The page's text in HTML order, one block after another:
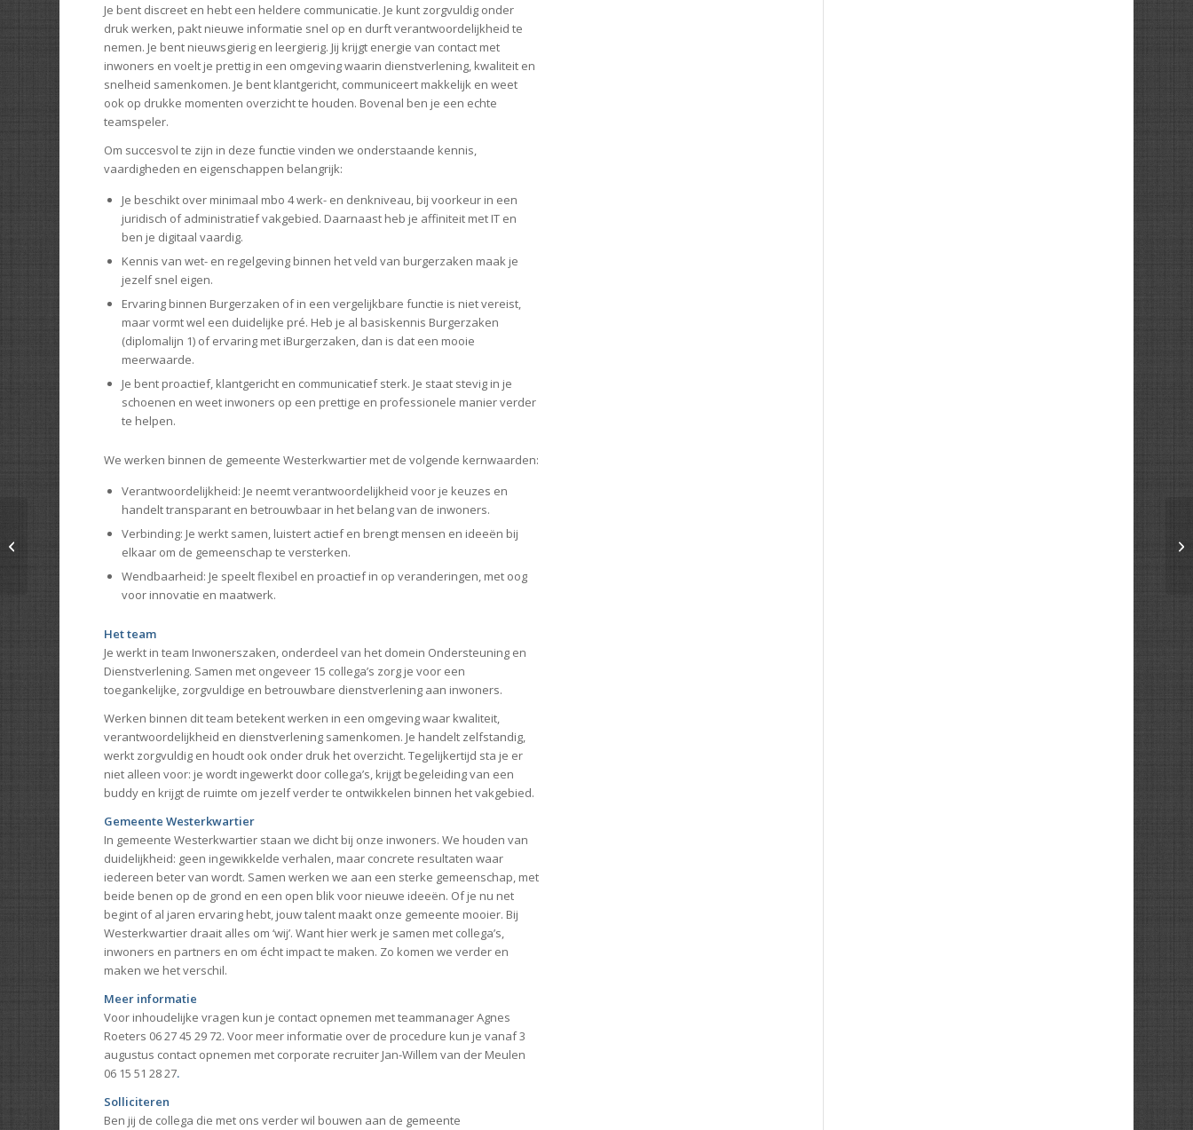
Je bent discreet en hebt een heldere communicatie. Je kunt zorgvuldig onder
druk werken, pakt nieuwe informatie snel op en durft verantwoordelijkheid te
nemen. Je bent nieuwsgierig en leergierig. Jij krijgt energie van contact met
inwoners en voelt je prettig in een omgeving waarin dienstverlening, kwaliteit en
snelheid samenkomen. Je bent klantgericht, communiceert makkelijk en weet
ook op drukke momenten overzicht te houden. Bovenal ben je een echte
teamspeler.
Om succesvol te zijn in deze functie vinden we onderstaande kennis,
vaardigheden en eigenschappen belangrijk:
Je beschikt over minimaal mbo 4 werk- en denkniveau, bij voorkeur in een
juridisch of administratief vakgebied. Daarnaast heb je affiniteit met IT en
ben je digitaal vaardig.
Kennis van wet- en regelgeving binnen het veld van burgerzaken maak je
jezelf snel eigen.
Ervaring binnen Burgerzaken of in een vergelijkbare functie is niet vereist,
maar vormt wel een duidelijke pré. Heb je al basiskennis Burgerzaken
(diplomalijn 1) of ervaring met iBurgerzaken, dan is dat een mooie
meerwaarde.
Je bent proactief, klantgericht en communicatief sterk. Je staat stevig in je
schoenen en weet inwoners op een prettige en professionele manier verder
te helpen.
We werken binnen de gemeente Westerkwartier met de volgende kernwaarden:
Verantwoordelijkheid: Je neemt verantwoordelijkheid voor je keuzes en
handelt transparant en betrouwbaar in het belang van de inwoners.
Verbinding: Je werkt samen, luistert actief en brengt mensen en ideeën bij
elkaar om de gemeenschap te versterken.
Wendbaarheid: Je speelt flexibel en proactief in op veranderingen, met oog
voor innovatie en maatwerk.
Het team
Je werkt in team Inwonerszaken, onderdeel van het domein Ondersteuning en
Dienstverlening. Samen met ongeveer 15 collega’s zorg je voor een
toegankelijke, zorgvuldige en betrouwbare dienstverlening aan inwoners.
Werken binnen dit team betekent werken in een omgeving waar kwaliteit,
verantwoordelijkheid en dienstverlening samenkomen. Je handelt zelfstandig,
werkt zorgvuldig en houdt ook onder druk het overzicht. Tegelijkertijd sta je er
niet alleen voor: je wordt ingewerkt door collega’s, krijgt begeleiding van een
buddy en krijgt de ruimte om jezelf verder te ontwikkelen binnen het vakgebied.
Gemeente Westerkwartier
In gemeente Westerkwartier staan we dicht bij onze inwoners. We houden van
duidelijkheid: geen ingewikkelde verhalen, maar concrete resultaten waar
iedereen beter van wordt. Samen werken we aan een sterke gemeenschap, met
beide benen op de grond en een open blik voor nieuwe ideeën. Of je nu net
begint of al jaren ervaring hebt, jouw talent maakt onze gemeente mooier. Bij
Westerkwartier draait alles om ‘wij’. Want hier werk je samen met collega’s,
inwoners en partners en om écht impact te maken. Zo komen we verder en
maken we het verschil.
Meer informatie
Voor inhoudelijke vragen kun je contact opnemen met teammanager Agnes
Roeters 06 27 45 29 72. Voor meer informatie over de procedure kun je vanaf 3
augustus contact opnemen met corporate recruiter Jan-Willem van der Meulen
06 15 51 28 27.
Solliciteren
Ben jij de collega die met ons verder wil bouwen aan de gemeente